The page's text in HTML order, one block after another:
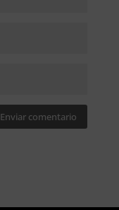
Enviar comentario